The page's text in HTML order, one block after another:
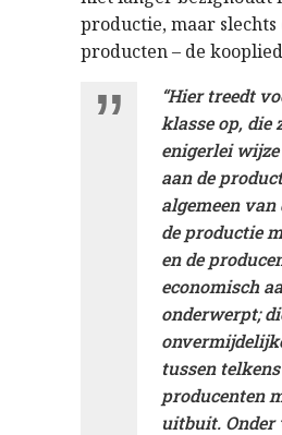
productie, maar
producten – de
“Hier treedt
klasse op, die
enigerlei
aan de
algemeen
de productie
en de
economisch
onderwerpt;
tussen
producenten
uitbuit. Onder